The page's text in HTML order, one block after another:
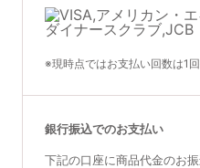
※現時点ではお支払い回数は1
銀行振込でのお支払い
下記の口座に商品代金のお